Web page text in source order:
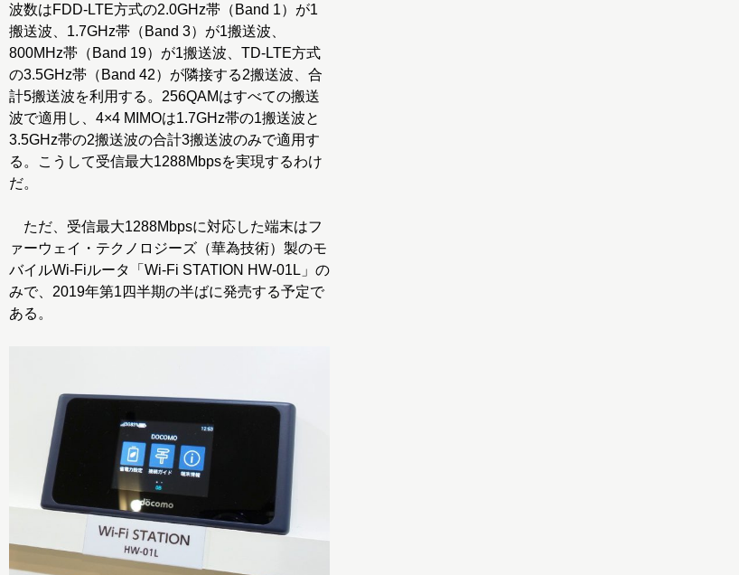
波数はFDD-LTE方式の2.0GHz帯（Band 1）が1
搬送波、1.7GHz帯（Band 3）が1搬送波、
800MHz帯（Band 19）が1搬送波、TD-LTE方式
の3.5GHz帯（Band 42）が隣接する2搬送波、合
計5搬送波を利用する。256QAMはすべての搬送
波で適用し、4×4 MIMOは1.7GHz帯の1搬送波と
3.5GHz帯の2搬送波の合計3搬送波のみで適用す
る。こうして受信最大1288Mbpsを実現するわけ
だ。
ただ、受信最大1288Mbpsに対応した端末はフ
ァーウェイ・テクノロジーズ（華為技術）製のモ
バイルWi-Fiルータ「Wi-Fi STATION HW-01L」の
みで、2019年第1四半期の半ばに発売する予定で
ある。